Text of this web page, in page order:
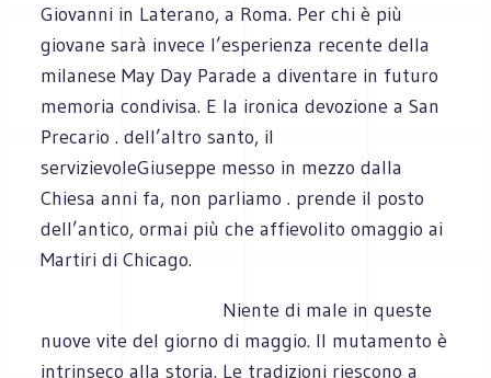
Giovanni in Laterano, a Roma. Per chi è più
giovane sarà invece l’esperienza recente della
milanese May Day Parade a diventare in futuro
memoria condivisa. E la ironica devozione a San
Precario . dell’altro santo, il
servizievoleGiuseppe messo in mezzo dalla
Chiesa anni fa, non parliamo . prende il posto
dell’antico, ormai più che affievolito omaggio ai
Martiri di Chicago.
Niente di male in queste
nuove vite del giorno di maggio. Il mutamento è
intrinseco alla storia. Le tradizioni riescono a